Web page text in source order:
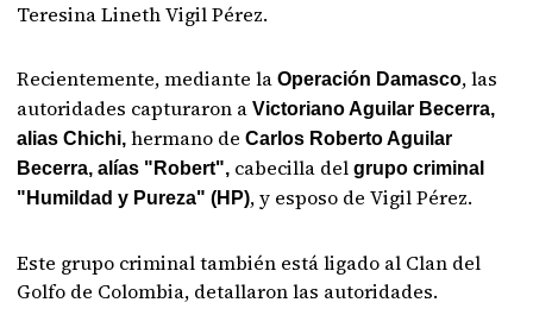
Teresina Lineth Vigil Pérez.
Recientemente, mediante la Operación Damasco, las
autoridades capturaron a Victoriano Aguilar Becerra,
alias Chichi,hermano deCarlos Roberto Aguilar
Becerra, alías "Robert", cabecilla delgrupo criminal
"Humildad y Pureza" (HP), y esposo de Vigil Pérez.
Este grupo criminal también está ligado al Clan del
Golfo de Colombia, detallaron las autoridades.